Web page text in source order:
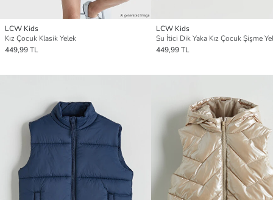
LCW Kids
Kız Çocuk Klasik Yelek
449,99 TL
LCW Kids
Su İtici Dik Yaka Kız Çocuk Şişme
449,99 TL